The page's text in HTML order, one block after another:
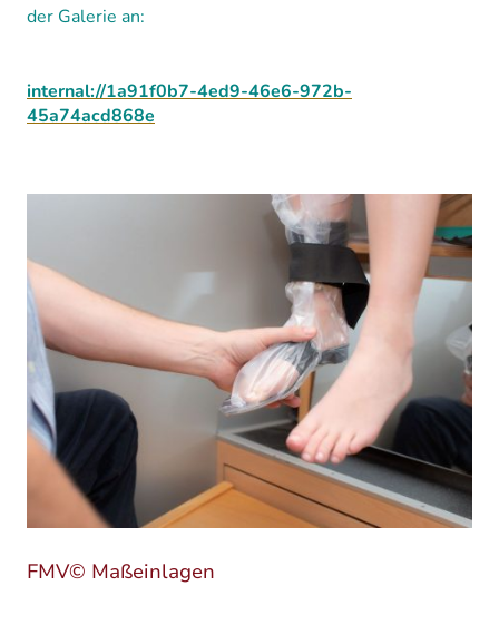
der Galerie an:
internal://1a91f0b7-4ed9-46e6-972b-
45a74acd868e
FMV© Maßeinlagen